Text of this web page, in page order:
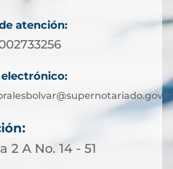
atención:
2 A No. 14 - 51